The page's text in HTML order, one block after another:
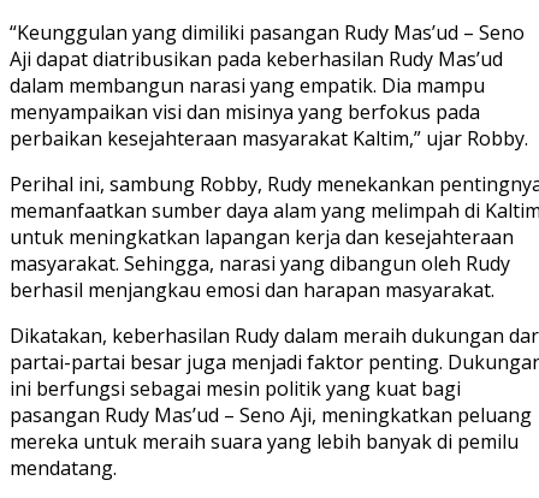
“Keunggulan yang dimiliki pasangan Rudy Mas’ud – Seno
Aji dapat diatribusikan pada keberhasilan Rudy Mas’ud
dalam membangun narasi yang empatik. Dia mampu
menyampaikan visi dan misinya yang berfokus pada
perbaikan kesejahteraan masyarakat Kaltim,” ujar Robby.
Perihal ini, sambung Robby, Rudy menekankan
memanfaatkan sumber daya alam yang melimpah di
untuk meningkatkan lapangan kerja dan kesejahteraan
masyarakat. Sehingga, narasi yang dibangun oleh Rudy
berhasil menjangkau emosi dan harapan masyarakat.
Dikatakan, keberhasilan Rudy dalam meraih dukungan
partai-partai besar juga menjadi faktor penting.
ini berfungsi sebagai mesin politik yang kuat bagi
pasangan Rudy Mas’ud – Seno Aji, meningkatkan peluang
mereka untuk meraih suara yang lebih banyak di pemilu
mendatang.